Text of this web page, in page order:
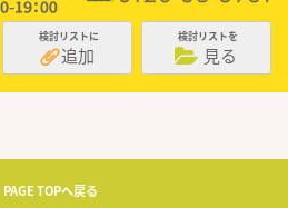
検討リストに
追加
検討リストを
見る
PAGE TOPへ戻る